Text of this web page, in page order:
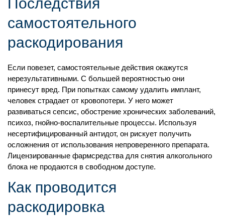
Палата «Премиум»
от 10 000 ₽ / сутки
Персональная палата
Постановка капельниц (очищающие,
восстанавливающие, витамины)
Предварительный сбор анализов
Консультации и рекомендации
самостоятельного
раскодирования
Если повезет, самостоятельные действия окажутся
нерезультативными. С большей вероятностью они
принесут вред. При попытках самому удалить имплант,
человек страдает от кровопотери. У него может
развиваться сепсис, обострение хронических заболеваний,
психоз, гнойно-воспалительные процессы. Используя
несертифицированный антидот, он рискует получить
осложнения от использования непроверенного препарата.
Лицензированные фармсредства для снятия алкогольного
блока не продаются в свободном доступе.
Как проводится
раскодировка